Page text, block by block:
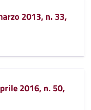
2013, n. 33,
2016, n. 50,